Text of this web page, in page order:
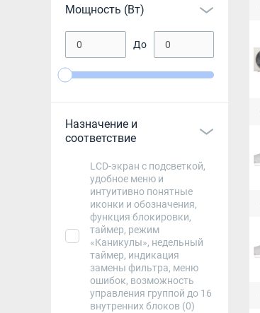
Мощность (Вт)
До
Назначение и
соответствие
LCD-экран с подсветкой,
удобное меню и
интуитивно понятные
иконки и обозначения,
функция блокировки,
таймер, режим
«Каникулы», недельный
таймер, индикация
замены фильтра, меню
ошибок, возможность
управления группой до 16
внутренних блоков (0)